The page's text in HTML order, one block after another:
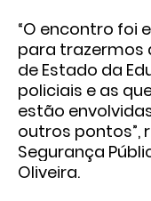
“O encontro
para trazermos
de Estado da
policiais e as
estão
outros pontos”,
Segurança
Oliveira.